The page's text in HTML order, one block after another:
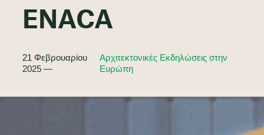
ENACA
21 Φεβρουαρίου
2025 —
Αρχιτεκτονικές Εκδηλώσεις στην
Ευρώπη